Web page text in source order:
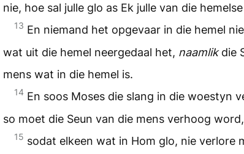
nie, hoe sal julle glo as Ek julle van die
13 En niemand het opgevaar in die hemel
wat uit die hemel neergedaal het, naamlikdie
mens wat in die hemel is.
14 En soos Moses die slang in die woestyn
so moet die Seun van die mens verhoog word,
15 sodat elkeen wat in Hom glo, nie verlore